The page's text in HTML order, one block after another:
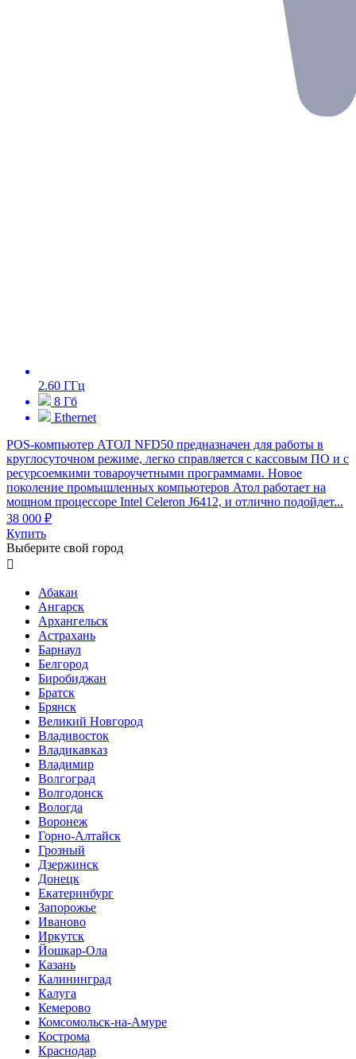
2.60 ГГц
8 Гб
Ethernet
POS-компьютер АТОЛ NFD50 предназначен для работы в
круглосуточном режиме, легко справляется с кассовым ПО и с
ресурсоемкими товароучетными программами. Новое
поколение промышленных компьютеров Атол работает на
мощном процессоре Intel Celeron J6412, и отлично подойдет...
38 000 ₽
Купить
Выберите свой город

Абакан
Ангарск
Архангельск
Астрахань
Барнаул
Белгород
Биробиджан
Братск
Брянск
Великий Новгород
Владивосток
Владикавказ
Владимир
Волгоград
Волгодонск
Вологда
Воронеж
Горно-Алтайск
Грозный
Дзержинск
Донецк
Екатеринбург
Запорожье
Иваново
Иркутск
Йошкар-Ола
Казань
Калининград
Калуга
Кемерово
Комсомольск-на-Амуре
Кострома
Краснодар